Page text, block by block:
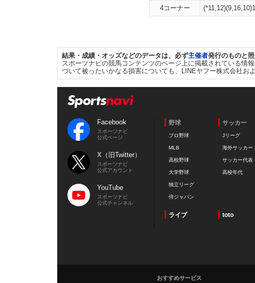
4コーナー
結果・成績・オッズなどのデータは、必ず主催者発行のものと
スポーツナビの競馬コンテンツのページ上に掲載されている情
づいて被ったいかなる損害についても、LINEヤフー株式会社お
Facebook
スポーツナビ
公式ページ
X（旧Twitter）
スポーツナビ
公式アカウント
YouTube
スポーツナビ
公式チャンネル
野球
プロ野球
MLB
高校野球
大学野球
独立リーグ
侍ジャパン
サッカー
Jリーグ
海外サッカー
サッカー代表
高校年代
ライブ toto
おすすめサービス